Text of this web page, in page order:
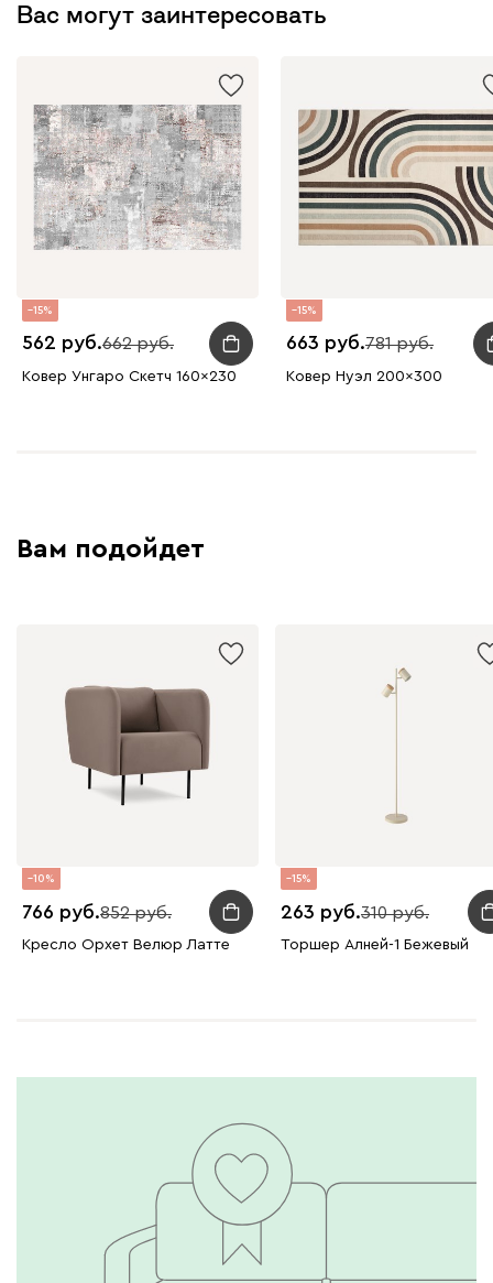
Вас могут заинтересовать
15
562 662
Ковер Унгаро Скетч 160x230
15
663 781
Ковер Нуэл 200x300
Вам подойдет
10
766 852
Кресло Орxет Велюр Латте
15
263 310
Торшер Алней-1 Бежевый